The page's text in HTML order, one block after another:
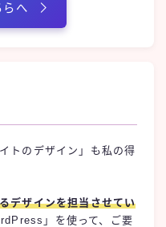
らへ
トのデザイン」も私の得
デザインを担当させてい
」を使って、ご要